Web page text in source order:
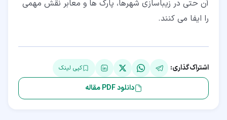
آن حتی در زیباسازی شهرها، پارک ها و معابر نقش مهمی
را ایفا می کنند.
اشتراک‌گذاری: کپی لینک
دانلود PDF مقاله